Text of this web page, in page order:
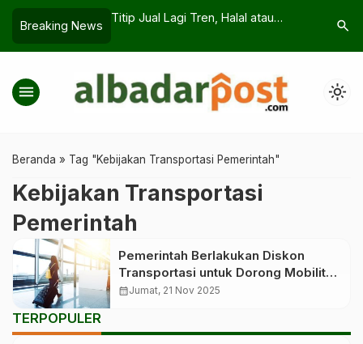
Breaking News
Sukaratu
Akbar
Titip Jual Lagi Tren, Halal atau
Tiba
search
menu light_mode
Beranda » Tag "Kebijakan Transportasi Pemerintah"
Kebijakan Transportasi
Pemerintah
Pemerintah Berlakukan Diskon
Transportasi untuk Dorong Mobilitas
Nataru
calendar_monthJumat, 21 Nov 2025
TERPOPULER